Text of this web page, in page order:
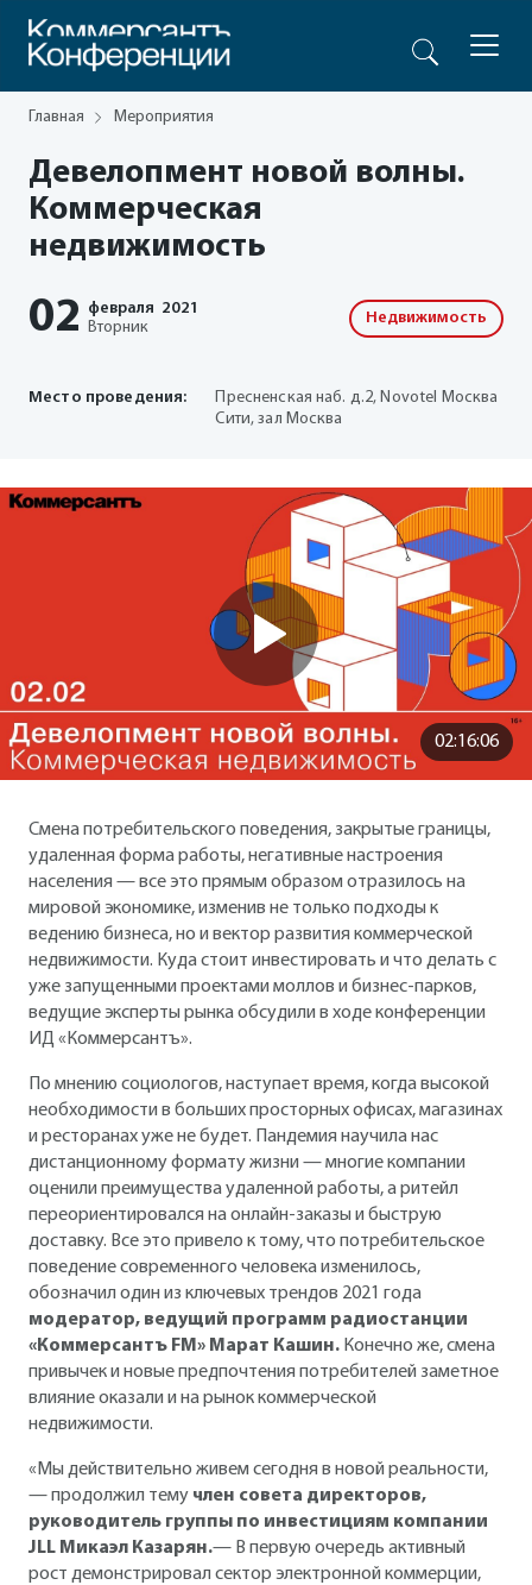
Главная Мероприятия
Девелопмент новой волны.
Коммерческая
недвижимость
02 февраля 2021
Вторник
Недвижимость
Место проведения:
Пресненская наб. д.2, Novotel Москва
Сити, зал Москва
02:16:06
Смена потребительского поведения, закрытые границы,
удаленная форма работы, негативные настроения
населения — все это прямым образом отразилось на
мировой экономике, изменив не только подходы к
ведению бизнеса, но и вектор развития коммерческой
недвижимости. Куда стоит инвестировать и что делать с
уже запущенными проектами моллов и бизнес-парков,
ведущие эксперты рынка обсудили в ходе конференции
ИД «Коммерсантъ».
По мнению социологов, наступает время, когда высокой
необходимости в больших просторных офисах, магазинах
и ресторанах уже не будет. Пандемия научила нас
дистанционному формату жизни — многие компании
оценили преимущества удаленной работы, а ритейл
переориентировался на онлайн-заказы и быструю
доставку. Все это привело к тому, что потребительское
поведение современного человека изменилось,
обозначил один из ключевых трендов 2021 года
модератор, ведущий программ радиостанции
«Коммерсантъ FM» Марат Кашин. Конечно же, смена
привычек и новые предпочтения потребителей заметное
влияние оказали и на рынок коммерческой
недвижимости.
«Мы действительно живем сегодня в новой реальности,
— продолжил тему член совета директоров,
руководитель группы по инвестициям компании
JLL Микаэл Казарян.— В первую очередь активный
рост демонстрировал сектор электронной коммерции,